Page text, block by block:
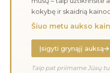
kokybę ir skaidrią
Šiuo metu aukso
Įsigyti grynąjį auksą
Taip pat priimame Jūsų